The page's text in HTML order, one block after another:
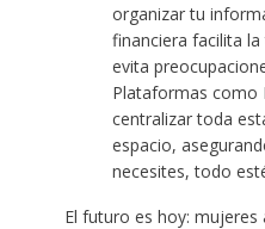
organizar tu
financiera facilita
evita
Plataformas como
centralizar toda
espacio,
necesites, todo
El futuro es hoy: mujeres